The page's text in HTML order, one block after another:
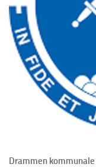
Drammen kommunale